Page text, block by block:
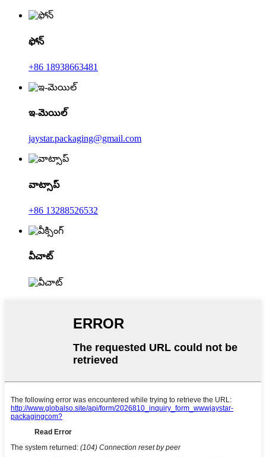
ఫోన్
+86 18938663481
ఇ-మెయిల్
jaystar.packaging@gmail.com
వాట్సాప్
+86 13288526532
వీచాట్